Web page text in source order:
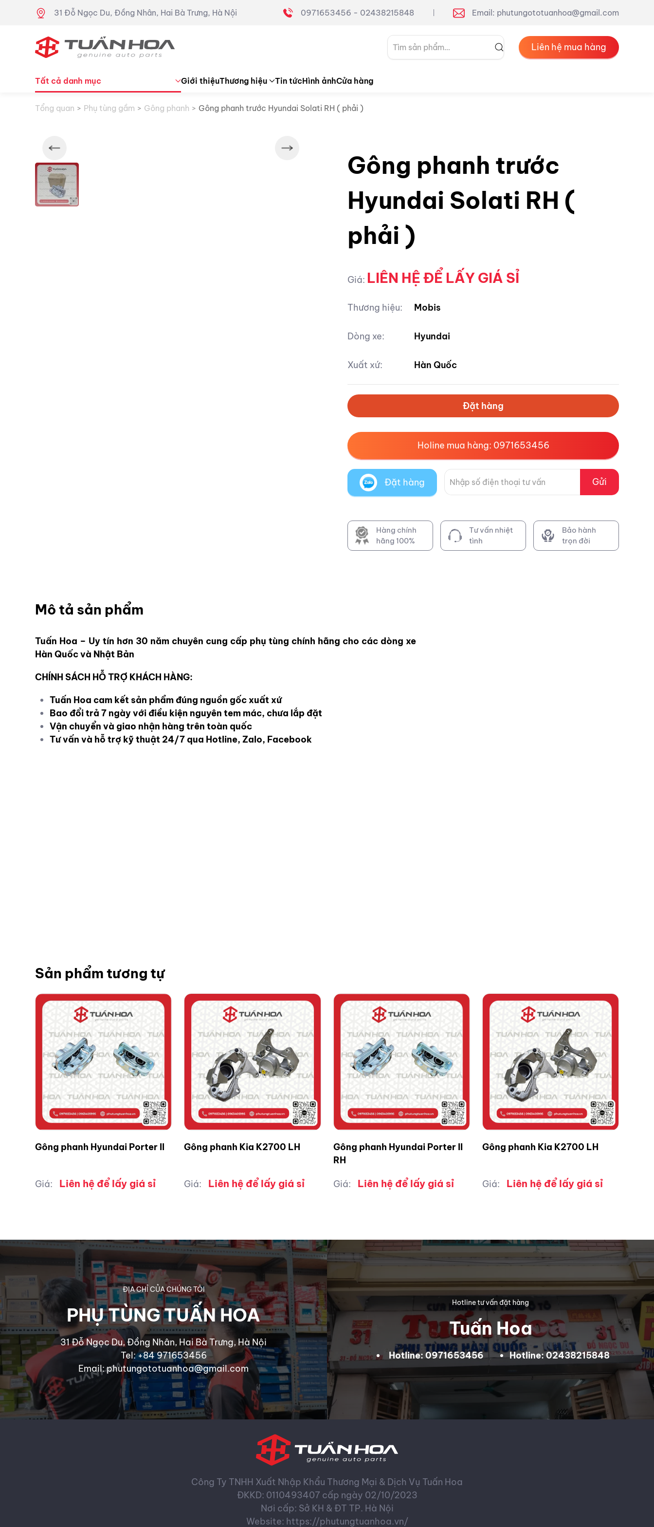
31 Đỗ Ngọc Du, Đồng Nhân, Hai Bà Trưng, Hà Nội 0971653456 - 02438215848 Email: phutungototuanhoa@gmail.com
Tìm
kiếm:
Liên hệ mua hàng
Tất cả danh mục Giới thiệuThương hiệu Tin tứcHình ảnhCửa hàng
Tổng quan Phụ tùng gầm Gông phanh Gông phanh trước Hyundai Solati RH ( phải )
Gông phanh trước
Hyundai Solati RH (
phải )
Giá: LIÊN HỆ ĐỂ LẤY GIÁ SỈ
Thương hiệu: Mobis
Dòng xe: Hyundai
Xuất xứ: Hàn Quốc
Đặt hàng
Holine mua hàng: 0971653456
Đặt hàng Gửi
Hàng chính
hãng 100%
Tư vấn nhiệt
tình
Bảo hành
trọn đời
Mô tả sản phẩm
Tuấn Hoa – Uy tín hơn 30 năm chuyên cung cấp phụ tùng chính hãng cho các dòng xe
Hàn Quốc và Nhật Bản
CHÍNH SÁCH HỖ TRỢ KHÁCH HÀNG:
Tuấn Hoa cam kết sản phẩm đúng nguồn gốc xuất xứ
Bao đổi trả 7 ngày với điều kiện nguyên tem mác, chưa lắp đặt
Vận chuyển và giao nhận hàng trên toàn quốc
Tư vấn và hỗ trợ kỹ thuật 24/7 qua Hotline, Zalo, Facebook
Sản phẩm tương tự
Gông phanh Hyundai Porter II
Giá: Liên hệ để lấy giá sỉ
Gông phanh Kia K2700 LH
Giá: Liên hệ để lấy giá sỉ
Gông phanh Hyundai Porter II
RH
Giá: Liên hệ để lấy giá sỉ
Gông phanh Kia K2700 LH
Giá: Liên hệ để lấy giá sỉ
ĐỊA CHỈ CỦA CHÚNG TÔI
PHỤ TÙNG TUẤN HOA
31 Đỗ Ngọc Du, Đồng Nhân, Hai Bà Trưng, Hà Nội
Tel: +84 971653456
Email: phutungototuanhoa@gmail.com
Hotline tư vấn đặt hàng
Tuấn Hoa
Hotline: 0971653456 Hotline: 02438215848
Công Ty TNHH Xuất Nhập Khẩu Thương Mại & Dịch Vụ Tuấn Hoa
ĐKKD: 0110493407 cấp ngày 02/10/2023
Nơi cấp: Sở KH & ĐT TP. Hà Nội
Website: https://phutungtuanhoa.vn/